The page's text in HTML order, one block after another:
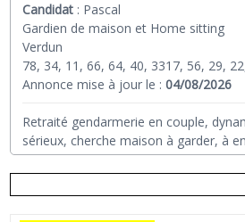
Candidat : Pascal
Gardien de maison et Home sitting
Verdun
78, 34, 11, 66, 64, 40, 3317, 56, 29,
Annonce mise à jour le :04/08/2026
Retraité gendarmerie en couple,
sérieux, cherche maison à garder, à